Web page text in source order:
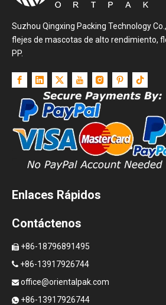
Suzhou Qingxing Packing Technology
flejes de mascotas de alto rendimiento,
PP.
Enlaces Rápidos
Contáctenos
 +86-18796891495
 +86-13917926744
 office@orientalpak.com
 +86-13917926744